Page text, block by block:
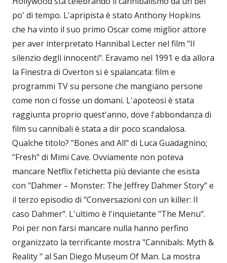
po' di tempo. L'apripista è stato Anthony Hopkins
che ha vinto il suo primo Oscar come miglior attore
per aver interpretato Hannibal Lecter nel film "Il
silenzio degli innocenti". Eravamo nel 1991 e da allora
la Finestra di Overton si è spalancata: film e
programmi TV su persone che mangiano persone
come non ci fosse un domani. L'apoteosi è stata
raggiunta proprio quest'anno, dove l'abbondanza di
film su cannibali è stata a dir poco scandalosa.
Qualche titolo? "Bones and All" di Luca Guadagnino;
"Fresh" di Mimi Cave. Ovviamente non poteva
mancare Netflix l'etichetta più deviante che esista
con "Dahmer – Monster: The Jeffrey Dahmer Story" e
il terzo episodio di "Conversazioni con un killer: Il
caso Dahmer". L'ultimo è l'inquietante "The Menu".
Poi per non farsi mancare nulla hanno perfino
organizzato la terrificante mostra "Cannibals: Myth &
Reality " al San Diego Museum Of Man. La mostra